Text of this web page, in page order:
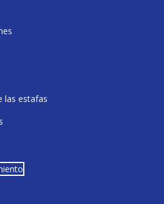
las estafas